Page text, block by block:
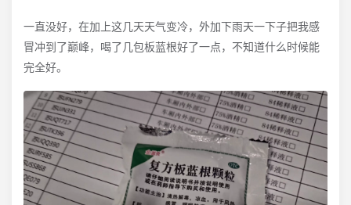
一直没好，在加上这几天天气变冷，外加下雨天一下子把我感
冒冲到了巅峰，喝了几包板蓝根好了一点，不知道什么时候能
完全好。